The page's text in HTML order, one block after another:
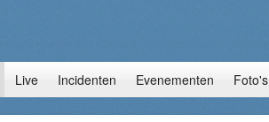
Live Incidenten Evenementen Foto's